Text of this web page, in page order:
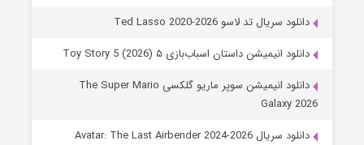
دانلود سریال تد لاسو Ted Lasso 2020-2026
دانلود انیمیشن داستان اسباب‌بازی ۵ Toy Story 5 (2026)
دانلود انیمیشن سوپر ماریو گلکسی The Super Mario
Galaxy 2026
دانلود سریال Avatar: The Last Airbender 2024-2026